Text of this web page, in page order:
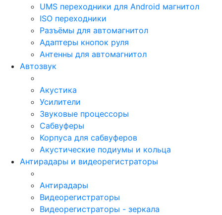
UMS переходники для Android магнитол
ISO переходники
Разъёмы для автомагнитол
Адаптеры кнопок руля
Антенны для автомагнитол
Автозвук
Акустика
Усилители
Звуковые процессоры
Сабвуферы
Корпуса для сабвуферов
Акустические подиумы и кольца
Антирадары и видеорегистраторы
Антирадары
Видеорегистраторы
Видеорегистраторы - зеркала